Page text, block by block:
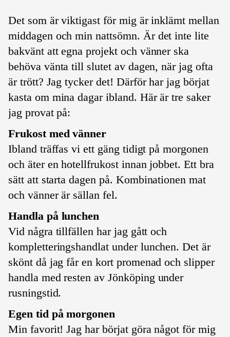
Det som är viktigast för mig är inklämt mellan
middagen och min nattsömn. Är det inte lite
bakvänt att egna projekt och vänner ska
behöva vänta till slutet av dagen, när jag ofta
är trött? Jag tycker det! Därför har jag börjat
kasta om mina dagar ibland. Här är tre saker
jag provat på:
Frukost med vänner
Ibland träffas vi ett gäng tidigt på morgonen
och äter en hotellfrukost innan jobbet. Ett bra
sätt att starta dagen på. Kombinationen mat
och vänner är sällan fel.
Handla på lunchen
Vid några tillfällen har jag gått och
kompletteringshandlat under lunchen. Det är
skönt då jag får en kort promenad och slipper
handla med resten av Jönköping under
rusningstid.
Egen tid på morgonen
Min favorit! Jag har börjat göra något för mig